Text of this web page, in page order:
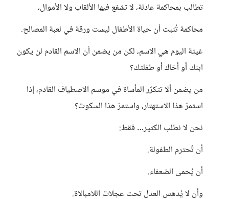
تطالب بمحاكمة عادلة، لا تشفع فيها الألقاب ولا الأموال،
محاكمة تُثبت أن حياة الأطفال ليست ورقة في لعبة المصالح.
غيثة اليوم هي الاسم، لكن من يضمن أن الاسم القادم لن يكون
ابنك أو أخاك أو طفلتك؟
من يضمن ألا تتكرّر المأساة في موسم الاصطياف القادم، إذا
استمرّ هذا الاستهتار، واستمرّ هذا السكوت؟
نحن لا نطلب الكثير… فقط:
أن تُحترم الطفولة.
أن يُحمى الضعفاء.
وأن لا يُدهس العدل تحت عجلات اللامبالاة.